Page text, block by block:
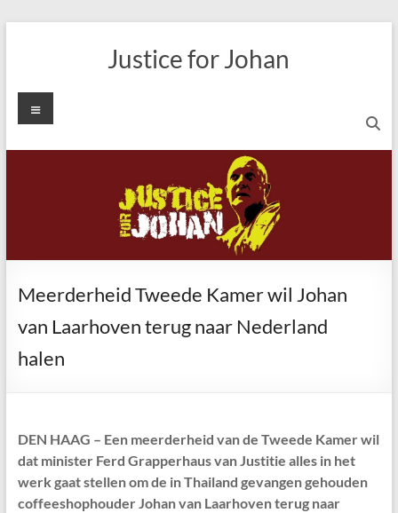
Justice for Johan
Menu
Meerderheid Tweede Kamer wil Johan
van Laarhoven terug naar Nederland
halen
DEN HAAG – Een meerderheid van de Tweede Kamer wil
dat minister Ferd Grapperhaus van Justitie alles in het
werk gaat stellen om de in Thailand gevangen gehouden
coffeeshophouder Johan van Laarhoven terug naar